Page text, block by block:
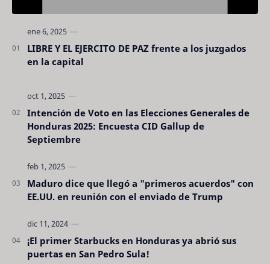
LIBRE Y EL EJERCITO DE PAZ frente a los juzgados
en la capital
Intención de Voto en las Elecciones Generales de
Honduras 2025: Encuesta CID Gallup de
Septiembre
Maduro dice que llegó a "primeros acuerdos" con
EE.UU. en reunión con el enviado de Trump
¡El primer Starbucks en Honduras ya abrió sus
puertas en San Pedro Sula!